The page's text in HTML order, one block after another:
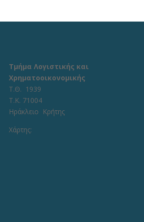
Τμήμα Λογιστικής και
Χρηματοοικονομικής
Τ.Θ. 1939
Τ.Κ. 71004
Ηράκλειο Κρήτης
Χάρτης: